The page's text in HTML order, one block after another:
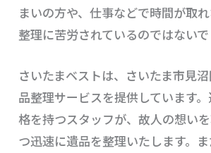
まいの方や、仕事などで時間が取
整理に苦労されているのではないで
さいたまベストは、さいたま市見
品整理サービスを提供しています
格を持つスタッフが、故人の想い
つ迅速に遺品を整理いたします。